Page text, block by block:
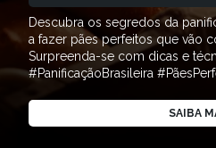
Descubra os segredos da
a fazer pães perfeitos que vão
Surpreenda-se com dicas e
#PanificaçãoBrasileira
SAIBA